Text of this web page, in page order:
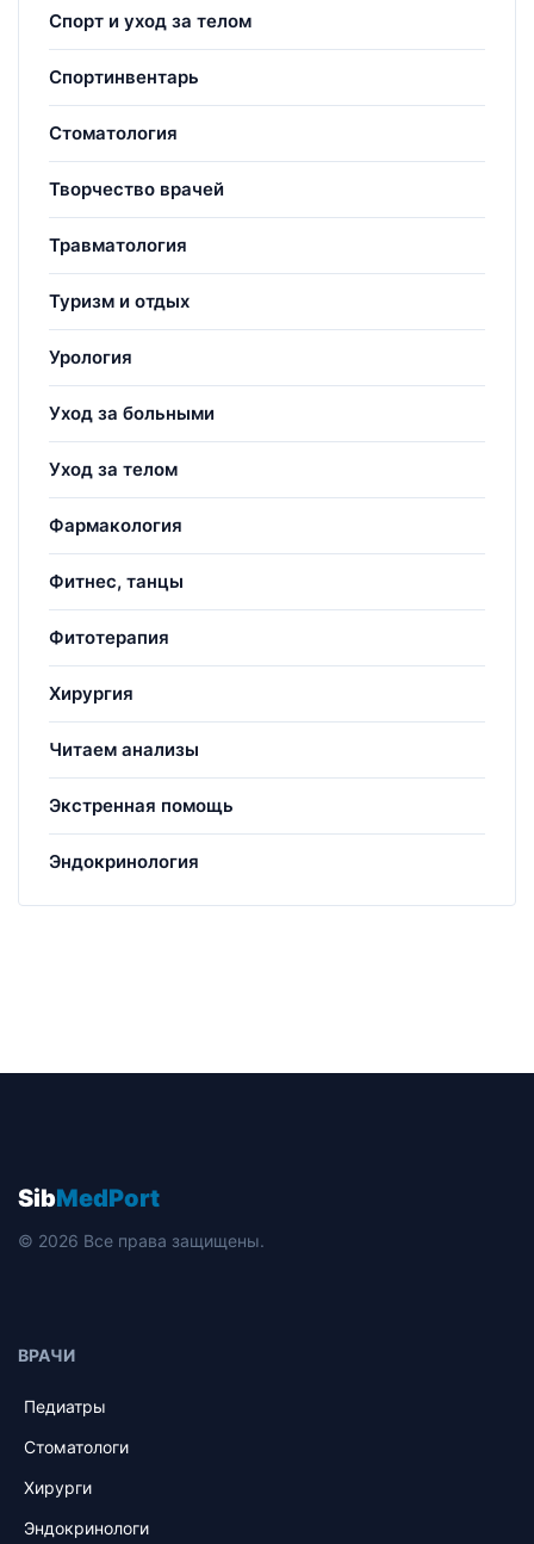
Спорт и уход за телом
Спортинвентарь
Стоматология
Творчество врачей
Травматология
Туризм и отдых
Урология
Уход за больными
Уход за телом
Фармакология
Фитнес, танцы
Фитотерапия
Хирургия
Читаем анализы
Экстренная помощь
Эндокринология
SibMedPort
© 2026 Все права защищены.
ВРАЧИ
Педиатры
Стоматологи
Хирурги
Эндокринологи